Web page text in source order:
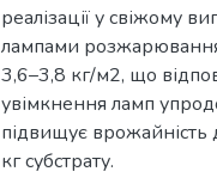
реалізації у свіжому
лампами розжарювання.
3,6–3,8 кг/м2, що
увімкнення ламп
підвищує
кг субстрату.